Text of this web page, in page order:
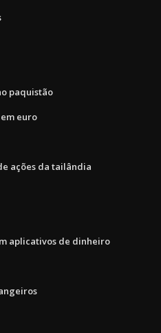
paquistão
euro
ações da tailândia
aplicativos de dinheiro